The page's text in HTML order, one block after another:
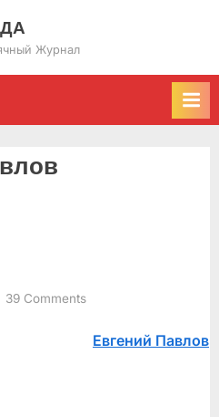
Журнал
39 Commentson
Евгений Павлов